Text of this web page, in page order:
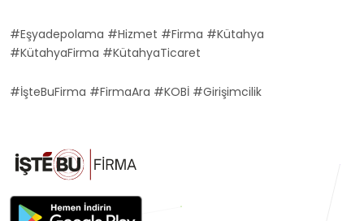
#Eşyadepolama #Hizmet #Firma #Kütahya
#KütahyaFirma #KütahyaTicaret
#İşteBuFirma #FirmaAra #KOBİ #Girişimcilik